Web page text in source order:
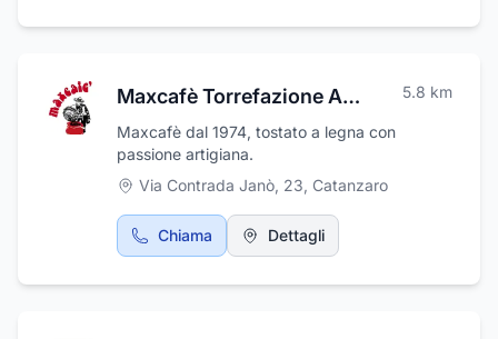
Maxcafè Torrefazione Artigianale 5.8 km
Maxcafè dal 1974, tostato a legna con
passione artigiana.
Via Contrada Janò, 23, Catanzaro
Chiama Dettagli